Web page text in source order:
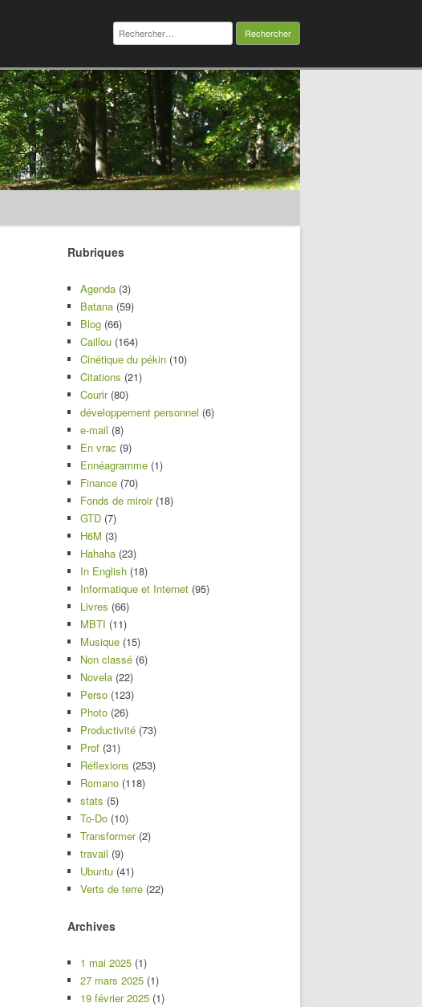
Rechercher :
Rubriques
Agenda (3)
Batana (59)
Blog (66)
Caillou (164)
Cinétique du pékin (10)
Citations (21)
Courir(80)
développement personnel (6)
e-mail (8)
En vrac (9)
Ennéagramme (1)
Finance (70)
Fonds de miroir(18)
GTD (7)
H6M (3)
Hahaha (23)
In English (18)
Informatique et Internet (95)
Livres (66)
MBTI (11)
Musique (15)
Non classé (6)
Novela (22)
Perso (123)
Photo (26)
Productivité (73)
Prof (31)
Réflexions (253)
Romano (118)
stats (5)
To-Do (10)
Transformer(2)
travail (9)
Ubuntu (41)
Verts de terre (22)
Archives
1 mai 2025 (1)
27 mars 2025 (1)
19 février 2025 (1)